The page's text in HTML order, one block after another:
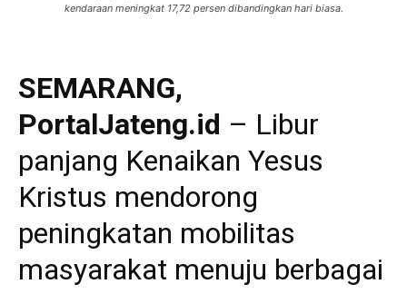
kendaraan meningkat 17,72 persen dibandingkan hari biasa.
SEMARANG,
PortalJateng.id – Libur
panjang Kenaikan Yesus
Kristus mendorong
peningkatan mobilitas
masyarakat menuju berbagai